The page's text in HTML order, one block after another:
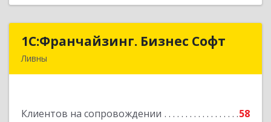
1C:Франчайзинг. Бизнес Софт
Ливны
Клиентов на сопровождении 58
1C:Франчайзинг. Бизнес Софт
Подробнее